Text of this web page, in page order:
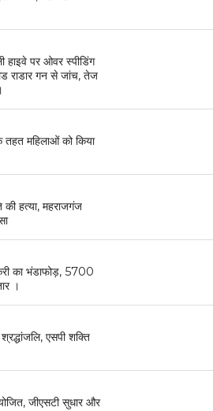
हाइवे पर ओवर स्पीडिंग
राडार गन से जांच, तेज
महिलाओं को किया
की हत्या, महराजगंज
का भंडाफोड़, 5700
।
एसपी शक्ति
जीएसटी सुधार और